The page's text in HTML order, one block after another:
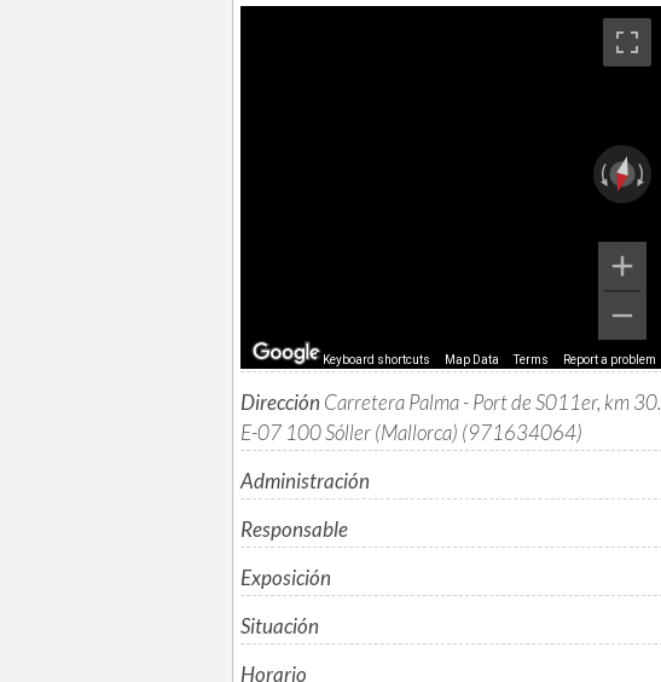
Keyboard shortcuts Map Data Terms Report a problem
Dirección Carretera Palma - Port de S011er, km 30.
E-07 100 Sóller (Mallorca) (971634064)
Administración
Responsable
Exposición
Situación
Horario